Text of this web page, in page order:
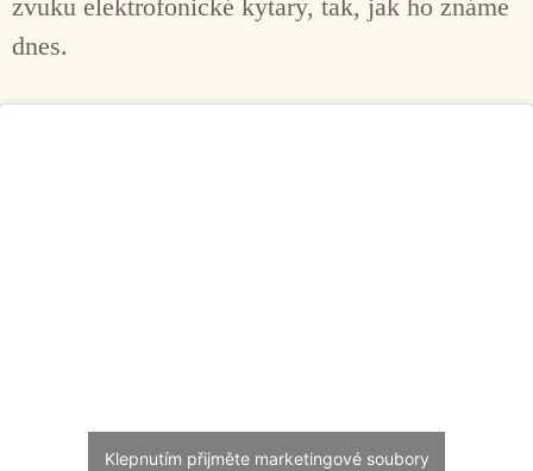
zvuku elektrofonické kytary, tak, jak ho známe
dnes.
Klepnutím přijměte marketingové soubory